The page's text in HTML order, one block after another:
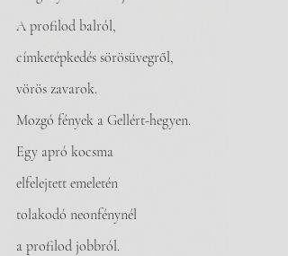
A profilod balról,
címketépkedés sörösüvegről,
vörös zavarok.
Mozgó fények a Gellért-hegyen.
Egy apró kocsma
elfelejtett emeletén
tolakodó neonfénynél
a profilod jobbról.